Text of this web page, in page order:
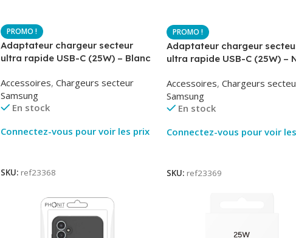
Adaptateur chargeur secteur
ultra rapide USB-C (25W) – Blanc
Accessoires, Chargeurs secteur
Samsung
En stock
Connectez-vous pour voir les prix
SKU: ref23368
Adaptateur chargeur
ultra rapide USB-C (25W) –
Accessoires, Chargeurs
Samsung
En stock
Connectez-vous pour voir
SKU: ref23369